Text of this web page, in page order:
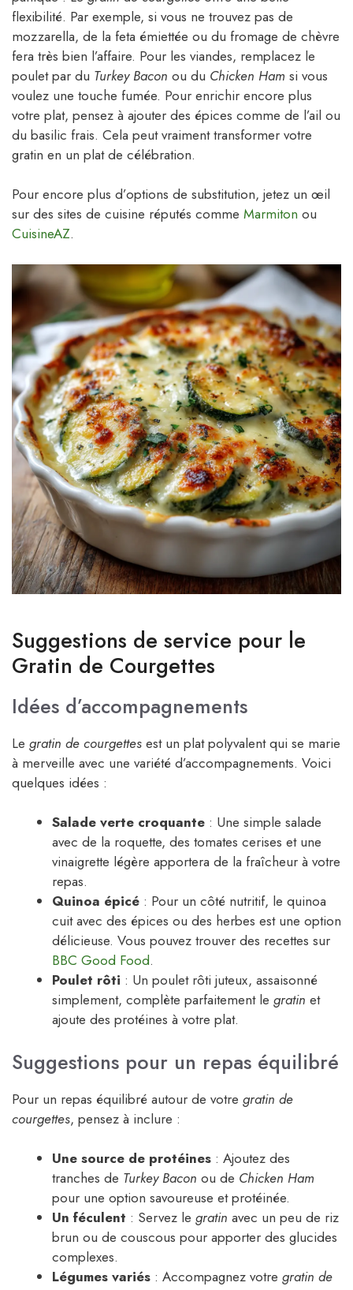
flexibilité. Par exemple, si vous ne trouvez pas de
mozzarella, de la feta émiettée ou du fromage de chèvre
fera très bien l’affaire. Pour les viandes, remplacez le
poulet par du Turkey Bacon ou du Chicken Ham si vous
voulez une touche fumée. Pour enrichir encore plus
votre plat, pensez à ajouter des épices comme de l’ail ou
du basilic frais. Cela peut vraiment transformer votre
gratin en un plat de célébration.
Pour encore plus d’options de substitution, jetez un œil
sur des sites de cuisine réputés comme Marmiton ou
CuisineAZ.
Suggestions de service pour le
Gratin de Courgettes
Idées d’accompagnements
Le gratin de courgettes est un plat polyvalent qui se marie
à merveille avec une variété d’accompagnements. Voici
quelques idées :
Salade verte croquante : Une simple salade
avec de la roquette, des tomates cerises et une
vinaigrette légère apportera de la fraîcheur à votre
repas.
Quinoa épicé : Pour un côté nutritif, le quinoa
cuit avec des épices ou des herbes est une option
délicieuse. Vous pouvez trouver des recettes sur
BBC Good Food.
Poulet rôti : Un poulet rôti juteux, assaisonné
simplement, complète parfaitement le gratin et
ajoute des protéines à votre plat.
Suggestions pour un repas équilibré
Pour un repas équilibré autour de votre gratin de
courgettes, pensez à inclure :
Une source de protéines : Ajoutez des
tranches de Turkey Bacon ou de Chicken Ham
pour une option savoureuse et protéinée.
Un féculent : Servez le gratin avec un peu de riz
brun ou de couscous pour apporter des glucides
complexes.
Légumes variés : Accompagnez votre gratin de